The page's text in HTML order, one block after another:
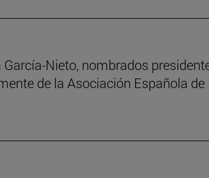
Nieto, nombrados
de la Asociación Española de